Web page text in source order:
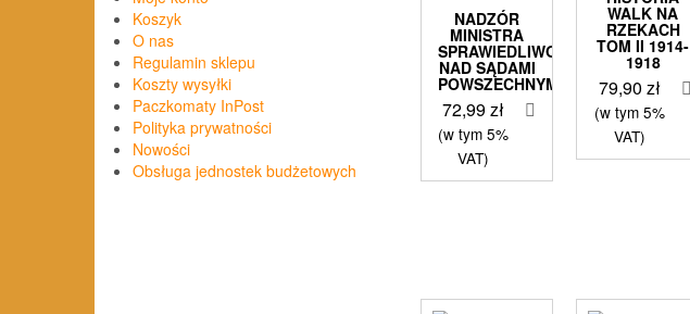
Koszyk
O nas
Regulamin sklepu
Koszty wysyłki
Paczkomaty InPost
Polityka prywatności
Nowości
Obsługa jednostek budżetowych
NADZÓR
MINISTRA
SPRAWIEDLIWOŚCI
NAD SĄDAMI
POWSZECHNYMI
72,99zł
(w tym 5%
VAT)
WALK NA
RZEKACH
TOM II 1914-
1918
79,90 zł
(w tym 5%
VAT)